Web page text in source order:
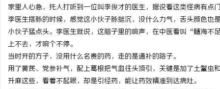
家里人心急，托人打听到一位叫李俊才的医生，据说看这类怪病有点
李医生搭脉的时候，感觉这小伙子脉挺沉，没什么力气，舌头颜色
小伙子猛点头。李医生就说，这脑子里的响声，在中医看叫“髓海
上不去，才响个不停。
当时开的方子，没用什么名贵的药，走的是通补的路子。
用了黄芪、党参补气，配上葛根把气血往头顶引，关键是加了土鳖
升麻这些，看着不起眼，却是引经药，能让药效精准到达病灶。